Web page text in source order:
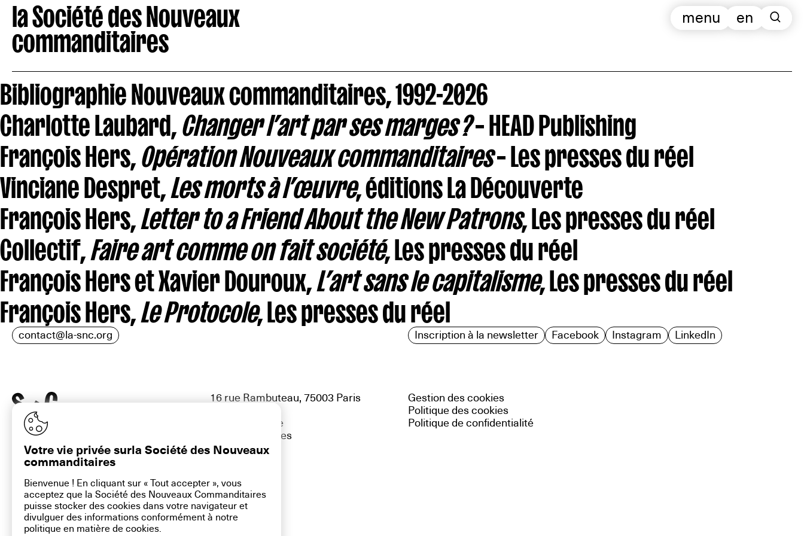
la Société des Nouveaux
commanditaires
en
menu
Bibliographie Nouveaux commanditaires, 1992-2026
Charlotte Laubard,Changer l’art par ses marges ?– HEAD Publishing
François Hers,Opération Nouveaux commanditaires– Les presses du réel
Vinciane Despret,Les morts à l’œuvre, éditions La Découverte
François Hers,Letter to a Friend About the New Patrons, Les presses du réel
Collectif,Faire art comme on fait société, Les presses du réel
François Hers et Xavier Douroux,L’art sans le capitalisme, Les presses du réel
François Hers,Le Protocole, Les presses du réel
contact@la-snc.org Inscription à la newsletter Facebook Instagram LinkedIn
16 rue Rambuteau, 75003 Paris
Aide sur ce site
Gestion des cookies
Politique des cookies
Politique de confidentialité
Mentions légales
Votre vie privée surla Société des Nouveaux
commanditaires
Bienvenue ! En cliquant sur « Tout accepter », vous
acceptez que la Société des Nouveaux Commanditaires
puisse stocker des cookies dans votre navigateur et
divulguer des informations conformément à notre
politique en matière de cookies.